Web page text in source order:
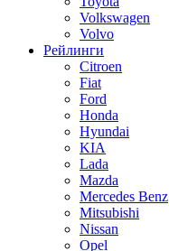
Volkswagen
Volvo
Рейлинги
Citroen
Fiat
Ford
Honda
Hyundai
KIA
Lada
Mazda
Mercedes Benz
Mitsubishi
Nissan
Opel